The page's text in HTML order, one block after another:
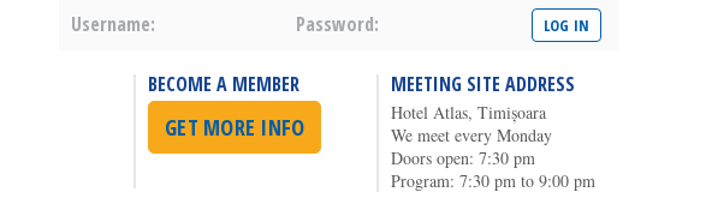
Username: Password:
BECOME A MEMBER
GET MORE INFO
MEETING SITE ADDRESS
Hotel Atlas, Timișoara
We meet every Monday
Doors open: 7:30 pm
Program: 7:30 pm to 9:00 pm